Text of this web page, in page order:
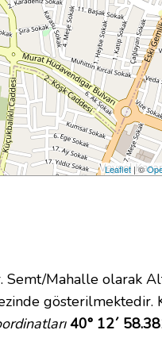
Leaflet | ©
Mahalle olarak
gösterilmektedir.
40° 12´